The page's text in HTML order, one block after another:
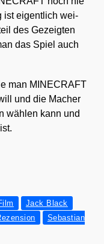
ist eigent­lich wei­
des Gezeig­ten
das Spiel auch
man MINECRAFT
und die Macher
wäh­len kann und
Jack Black
Sebastian